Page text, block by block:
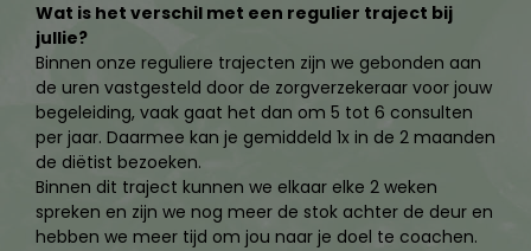
Wat is het verschil met een regulier traject bij
jullie?
Binnen onze reguliere trajecten zijn we gebonden aan
de uren vastgesteld door de zorgverzekeraar voor jouw
begeleiding, vaak gaat het dan om 5 tot 6 consulten
per jaar. Daarmee kan je gemiddeld 1x in de 2 maanden
de diëtist bezoeken.
Binnen dit traject kunnen we elkaar elke 2 weken
spreken en zijn we nog meer de stok achter de deur en
hebben we meer tijd om jou naar je doel te coachen.